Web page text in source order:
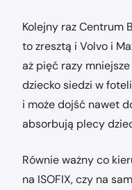
Kolejny raz Centrum
to zresztą i Volvo i
aż pięć razy
dziecko siedzi w
i może dojść nawet
absorbują plecy
Równie ważny co
na ISOFIX, czy na